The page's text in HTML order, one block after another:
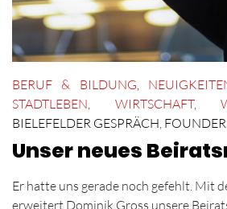
BERUF & BILDUNG,
STADTLEBEN, WIRTSCHAFT,
BIELEFELDER GESPRÄCH,
Unser neues
Er hatte uns gerade noch gefehlt. Mit
erweitert Dominik Gross unsere